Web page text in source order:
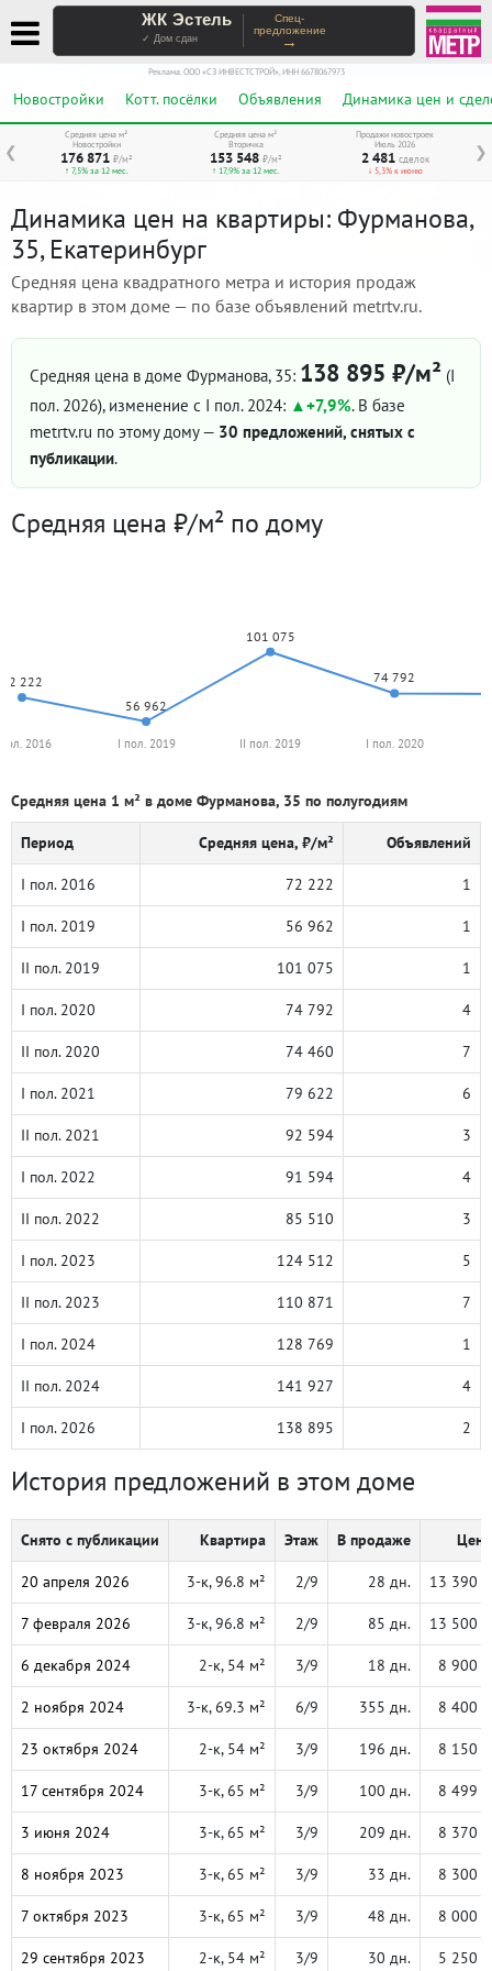
ЖК Эстель
✓ Дом сдан
Спец-
предложение
→
Реклама. ООО «СЗ ИНВЕСТСТРОЙ», ИНН 6678067973
Новостройки Котт. посёлки Объявления Динамика цен и
❮ ❯
Средняя цена м²
Новостройки
176 871 ₽/м²
↑ 7,5% за 12 мес.
Средняя цена м²
Вторичка
153 548 ₽/м²
↑ 17,9% за 12 мес.
Продажи новостроек
Июль 2026
2 481 сделок
↓ 5,3% к июню
Динамика цен на квартиры: Фурманова,
35, Екатеринбург
Средняя цена квадратного метра и история продаж
квартир в этом доме — по базе объявлений metrtv.ru.
Средняя цена в доме Фурманова, 35: 138 895 ₽/м² (I
пол. 2026), изменение с I пол. 2024: +7,9%. В базе
metrtv.ru по этому дому — 30 предложений, снятых с
публикации.
Средняя цена ₽/м² по дому
72 222
56 962
101 075
74 792
2016 I пол. 2019 II пол. 2019 I пол. 2020
Средняя цена 1 м² в доме Фурманова, 35 по полугодиям
Период Средняя цена, ₽/м² Объявлений
I пол. 2016 72 222 1
I пол. 2019 56 962 1
II пол. 2019 101 075 1
I пол. 2020 74 792 4
II пол. 2020 74 460 7
I пол. 2021 79 622 6
II пол. 2021 92 594 3
I пол. 2022 91 594 4
II пол. 2022 85 510 3
I пол. 2023 124 512 5
II пол. 2023 110 871 7
I пол. 2024 128 769 1
II пол. 2024 141 927 4
I пол. 2026 138 895 2
История предложений в этом доме
Снято с публикации Квартира Этаж В продаже
20 апреля 2026 3-к, 96.8 м² 2/9 28 дн. 13 390
7 февраля 2026 3-к, 96.8 м² 2/9 85 дн. 13 500
6 декабря 2024 2-к, 54 м² 3/9 18 дн. 8 900
2 ноября 2024 3-к, 69.3 м² 6/9 355 дн. 8 400
23 октября 2024 2-к, 54 м² 3/9 196 дн. 8 150
17 сентября 2024 3-к, 65 м² 3/9 100 дн. 8 499
3 июня 2024 3-к, 65 м² 3/9 209 дн. 8 370
8 ноября 2023 3-к, 65 м² 3/9 33 дн. 8 300
7 октября 2023 3-к, 65 м² 3/9 48 дн. 8 000
29 сентября 2023 2-к, 54 м² 3/9 30 дн. 5 250